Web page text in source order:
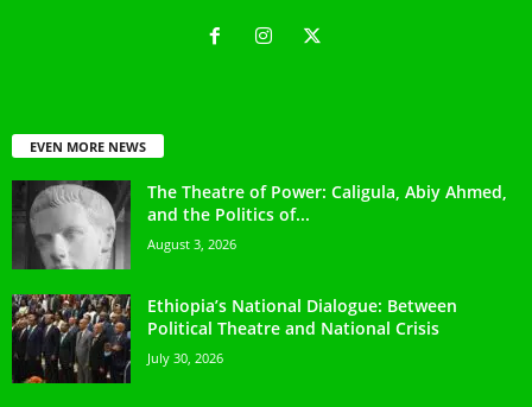
EVEN MORE NEWS
The Theatre of Power: Caligula, Abiy Ahmed,
and the Politics of...
August 3, 2026
Ethiopia’s National Dialogue: Between
Political Theatre and National Crisis
July 30, 2026